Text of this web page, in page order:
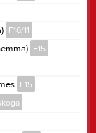
F10/11
F15
F15